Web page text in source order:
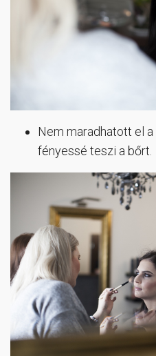
Nem maradhatott el
fényessé teszi a bőrt.